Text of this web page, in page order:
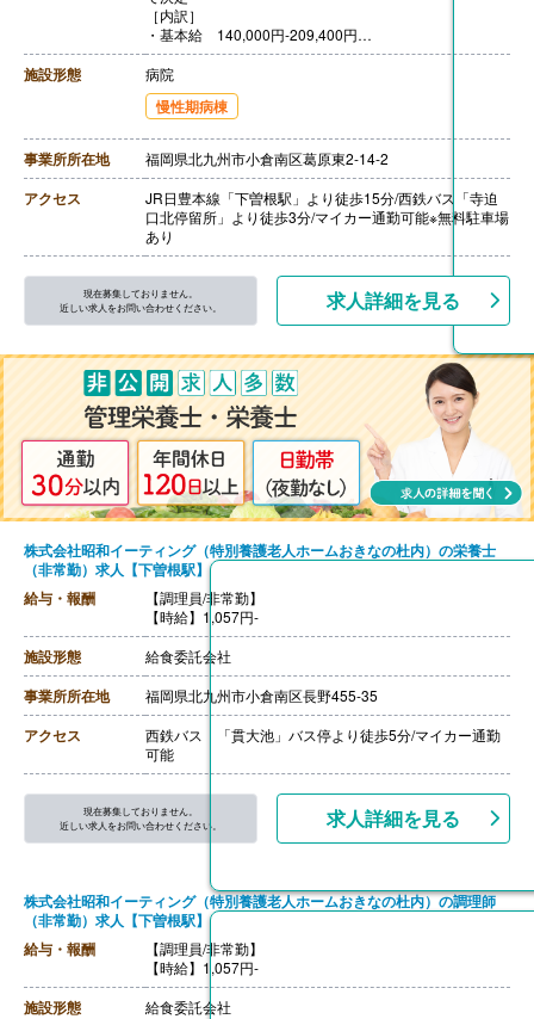
［内訳］
・基本給 140,000円-209,400円
・職務手当 19,000円
［その他手当］
・皆勤手当 5,000円
・家族手当 配偶9,000円、子4,000円
【通勤手当】あり（上限24,500円/月）
【昇給】あり（1月あたり1,000円-3,000円）※前年度実
【退職金】あり（勤続5年以上）
施設形態 病院
慢性期病棟
事業所所在地 福岡県北九州市小倉南区葛原東2-14-2
アクセス
JR日豊本線「下曽根駅」より徒歩15分/西鉄バス「寺迫
口北停留所」より徒歩3分/マイカー通勤可能※無料駐車場
あり
現在募集しておりません。
近しい求人をお問い合わせください。
求人詳細を見る
株式会社昭和イーティング（特別養護老人ホームおきなの杜内）の栄養士
（非常勤）求人【下曽根駅】
給与・報酬
【調理員/非常勤】
【時給】1,057円-
施設形態 給食委託会社
事業所所在地 福岡県北九州市小倉南区長野455-35
アクセス
西鉄バス 「貫大池」バス停より徒歩5分/マイカー通勤
可能
現在募集しておりません。
近しい求人をお問い合わせください。
求人詳細を見る
株式会社昭和イーティング（特別養護老人ホームおきなの杜内）の調理師
（非常勤）求人【下曽根駅】
給与・報酬
【調理員/非常勤】
【時給】1,057円-
施設形態 給食委託会社